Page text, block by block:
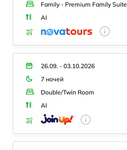
Family - Premium Family Suite
AI
26.09. - 03.10.2026
7 ночей
Double/Twin Room
AI